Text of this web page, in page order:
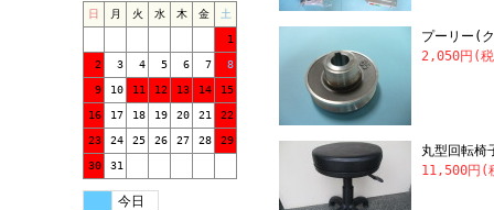
日 月 火 水 木 金 土
1
2 3 4 5 6 7 8
9 10 11 12 13 14 15
16 17 18 19 20 21 22
23 24 25 26 27 28 29
30 31
今日
プーリー(
2,050円(
丸型回転椅
11,500円(